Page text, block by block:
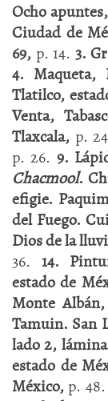
Ocho apuntes,
Ciudad de
69, p. 14. 3.
4. Maqueta,
Tlatilco,
Venta,
Tlaxcala, p.
p. 26. 9.
Chacmool.
efigie.
del Fuego.
Dios de la
36. 14.
estado de
Monte Albán,
Tamuin. San
lado 2,
estado de
México, p. 48.